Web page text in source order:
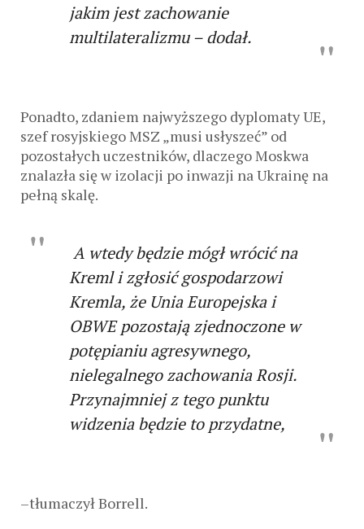
jakim jest zachowanie
multilateralizmu – dodał.
Ponadto, zdaniem najwyższego dyplomaty UE,
szef rosyjskiego MSZ „musi usłyszeć” od
pozostałych uczestników, dlaczego Moskwa
znalazła się w izolacji po inwazji na Ukrainę na
pełną skalę.
A wtedy będzie mógł wrócić na
Kreml i zgłosić gospodarzowi
Kremla, że ​​Unia Europejska i
OBWE pozostają zjednoczone w
potępianiu agresywnego,
nielegalnego zachowania Rosji.
Przynajmniej z tego punktu
widzenia będzie to przydatne,
–tłumaczył Borrell.